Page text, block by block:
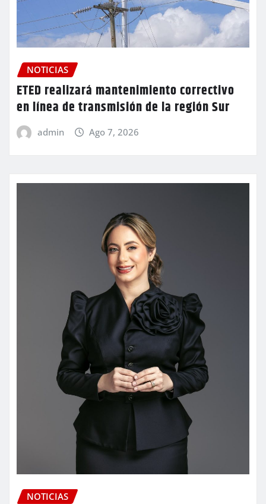
NOTICIAS
ETED realizará mantenimiento correctivo
en línea de transmisión de la región Sur
admin Ago 7, 2026
NOTICIAS